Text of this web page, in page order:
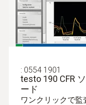
: 0554 1901
testo 190 CFR
ード
ワンクリックで